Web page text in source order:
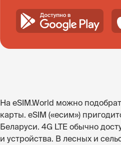
На eSIM.World можно
карты. eSIM («есим»)
Беларуси. 4G LTE обычно
и устройства. В лесных и